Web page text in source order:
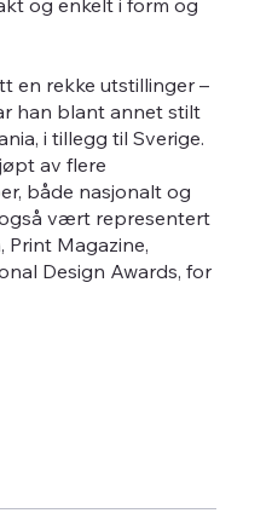
en rekke utstillinger –
han blant annet stilt
i tillegg til Sverige.
av flere
både nasjonalt og
vært representert
Print Magazine,
Design Awards, for